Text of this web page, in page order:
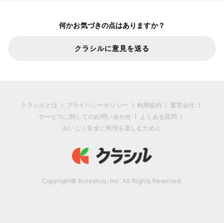
何かお気づきの点はありますか？
クラシルに意見を送る
クラシルとは プライバシーポリシー 利用規約
運営会社
サービスに関してのお問い合わせ
よくある質問
おいしく安全に料理を楽しむために
Copyright© Kurashiru, Inc. All Rights Reserved.